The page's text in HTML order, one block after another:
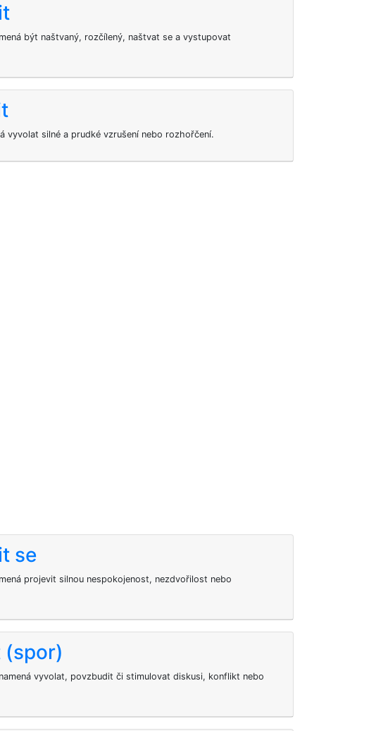
být naštvaný, rozčílený, naštvat se a vystupovat
vyvolat silné a prudké vzrušení nebo rozhořčení.
se
projevit silnou nespokojenost, nezdvořilost nebo
vyvolat, povzbudit či stimulovat diskusi, konflikt nebo